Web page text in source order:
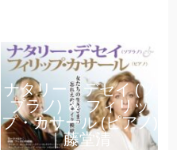
ナタリー・デセイ (ソ
プラノ) ＆ フィリッ
プ・カサール (ピアノ)
｜藤堂清